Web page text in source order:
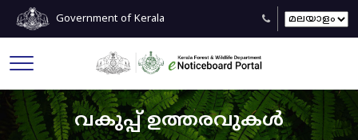
Government of Kerala
വകുപ്പ് ഉത്തരവുകൾ